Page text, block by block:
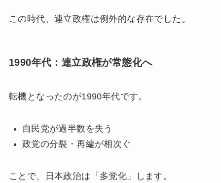
この時代、連立政権は例外的な存在でした。
1990年代：連立政権が常態化へ
転機となったのが1990年代です。
自民党が過半数を失う
政党の分裂・再編が相次ぐ
ことで、日本政治は「多党化」します。